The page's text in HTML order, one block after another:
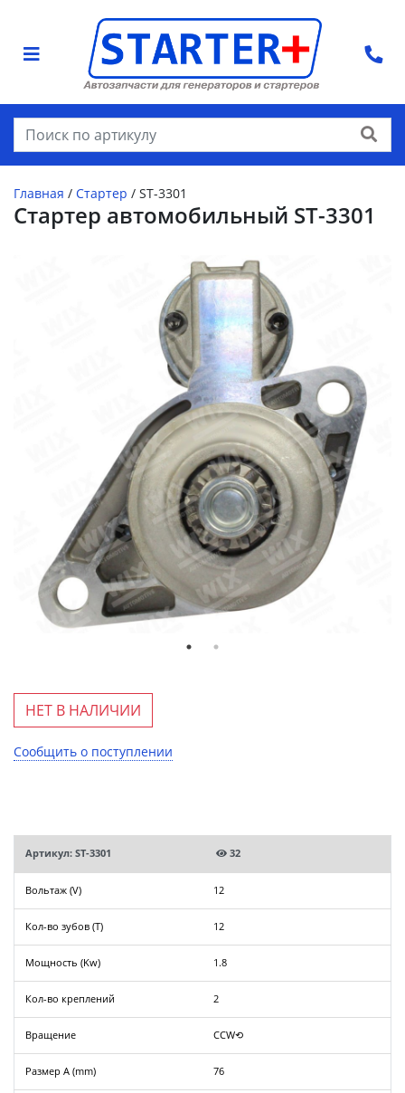
Найти
Главная / Стартер / ST-3301
Стартер автомобильный ST-3301
НЕТ В НАЛИЧИИ
Сообщить о поступлении
Артикул: ST-3301 32
Вольтаж (V) 12
Кол-во зубов (T) 12
Мощность (Kw) 1.8
Кол-во креплений 2
Вращение CCW⟲
Размер A (mm) 76